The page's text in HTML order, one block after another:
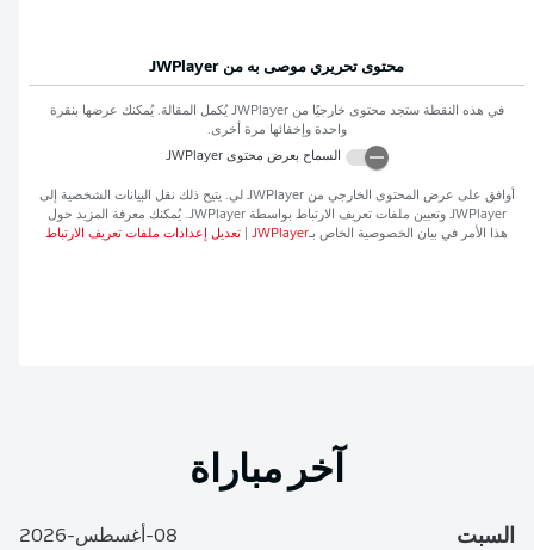
محتوى تحريري موصى به من JWPlayer
في هذه النقطة ستجد محتوى خارجيًا منJWPlayer يُكمل المقالة. يُمكنك عرضها بنقرة
واحدة وإخفائها مرة أخرى.
السماح بعرض محتوىJWPlayer
على عرض المحتوى الخارجي من JWPlayer لي. يتيح ذلك نقل البيانات الشخصية إلى
JWPlayer وتعيين ملفات تعريف الارتباط بواسطةJWPlayer . يُمكنك معرفة المزيد حول
الأمر في بيان الخصوصية الخاص بـJWPlayer
|تعديل إعدادات ملفات تعريف الارتباط
آخر مباراة